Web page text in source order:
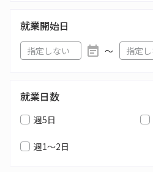
就業開始日
〜
就業日数
週5日
週1～2日